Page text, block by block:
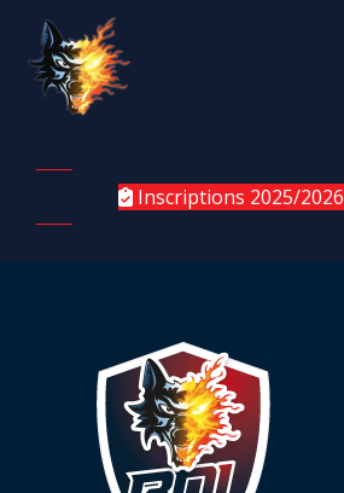
Inscriptions 2025/2026